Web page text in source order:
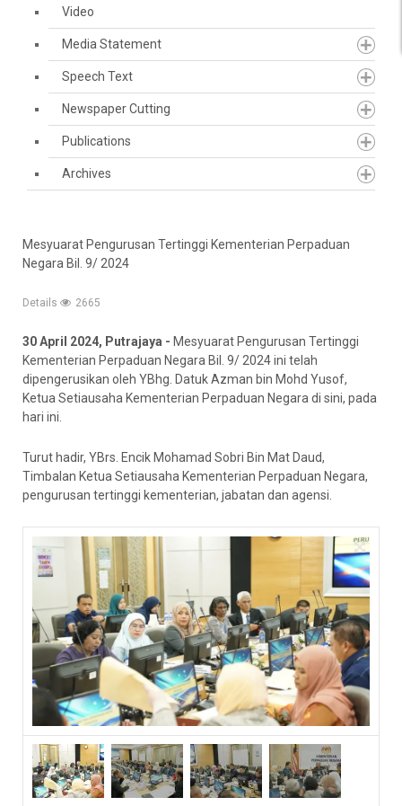
Video
Media Statement
Speech Text
Newspaper Cutting
Publications
Archives
Mesyuarat Pengurusan Tertinggi Kementerian Perpaduan
Negara Bil. 9/ 2024
Details 2665
30 April 2024, Putrajaya - Mesyuarat Pengurusan Tertinggi
Kementerian Perpaduan Negara Bil. 9/ 2024 ini telah
dipengerusikan oleh YBhg. Datuk Azman bin Mohd Yusof,
Ketua Setiausaha Kementerian Perpaduan Negara di sini, pada
hari ini.
Turut hadir, YBrs. Encik Mohamad Sobri Bin Mat Daud,
Timbalan Ketua Setiausaha Kementerian Perpaduan Negara,
pengurusan tertinggi kementerian, jabatan dan agensi.